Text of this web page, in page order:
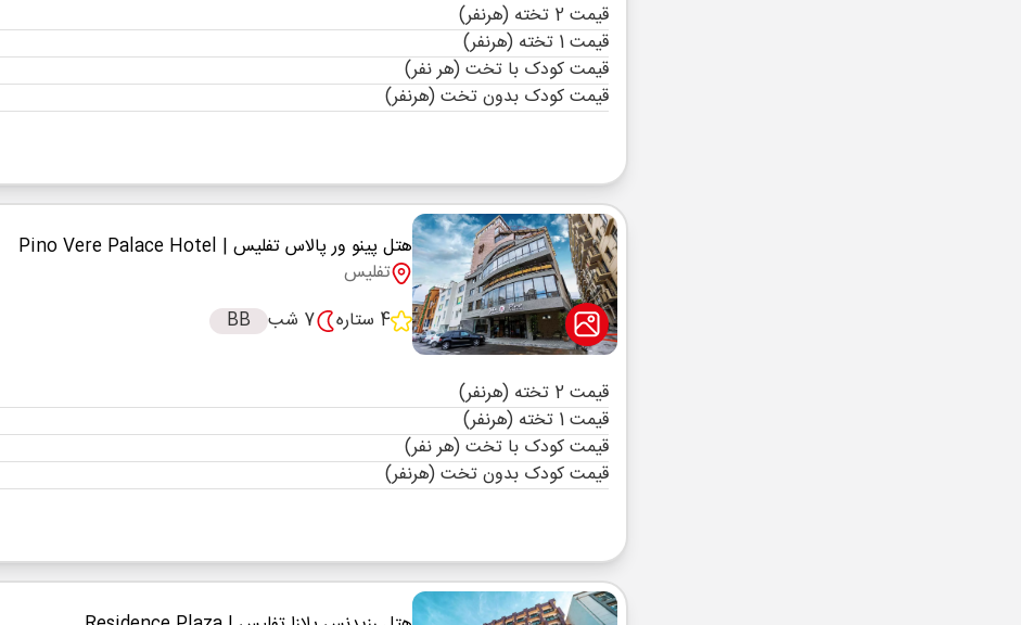
قیمت 2 تخته (هرنفر)
قیمت 1 تخته (هرنفر)
قیمت کودک با تخت (هر نفر)
قیمت کودک بدون تخت (هرنفر)
هتل پینو ور پالاس تفلیس | Pino Vere Palace Hotel
تفلیس
4 ستاره
7 شب BB
قیمت 2 تخته (هرنفر)
قیمت 1 تخته (هرنفر)
قیمت کودک با تخت (هر نفر)
قیمت کودک بدون تخت (هرنفر)